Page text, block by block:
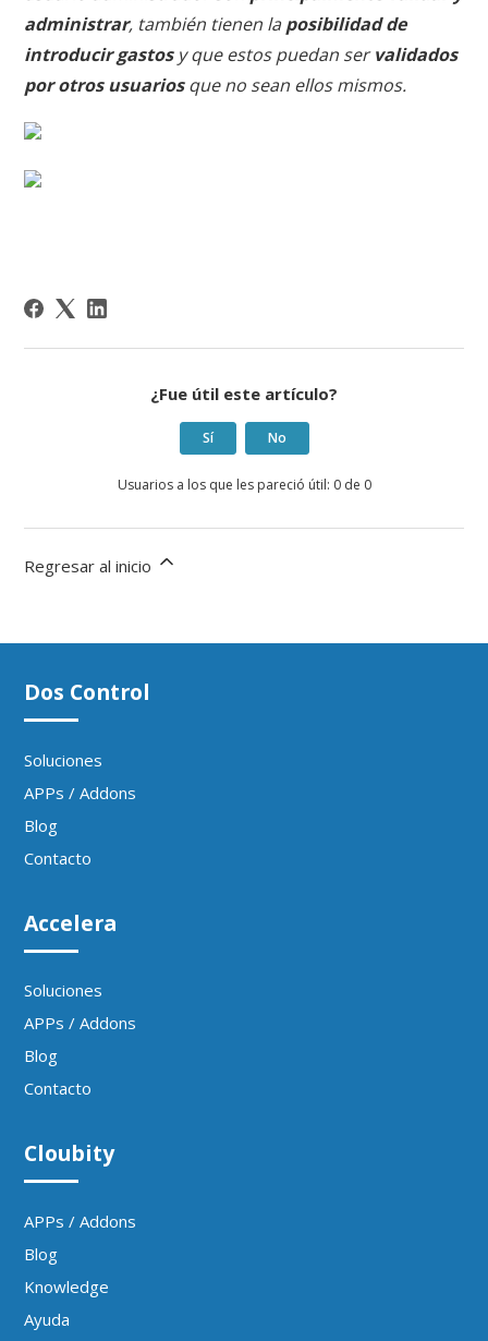
administrar, también tienen laposibilidad de
introducir gastosy que estos puedan servalidados
por otros usuariosque no sean ellos mismos.
¿Fue útil este artículo?
Sí No
Usuarios a los que les pareció útil: 0 de 0
Regresar al inicio
Dos Control
Soluciones
APPs / Addons
Blog
Contacto
Accelera
Soluciones
APPs / Addons
Blog
Contacto
Cloubity
APPs / Addons
Blog
Knowledge
Ayuda